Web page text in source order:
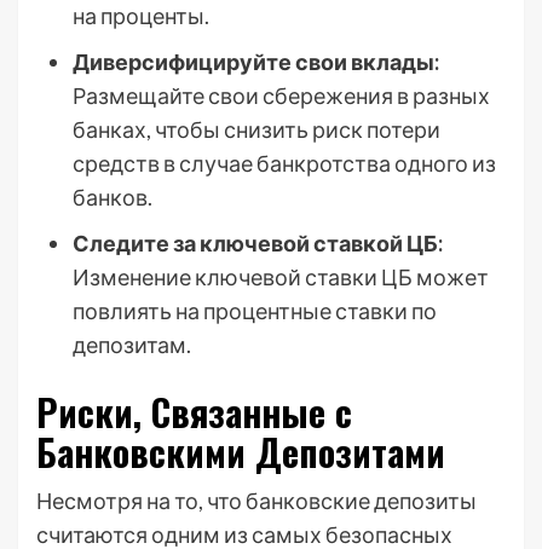
на проценты.
Диверсифицируйте свои вклады:
Размещайте свои сбережения в разных
банках, чтобы снизить риск потери
средств в случае банкротства одного из
банков.
Следите за ключевой ставкой ЦБ:
Изменение ключевой ставки ЦБ может
повлиять на процентные ставки по
депозитам.
Риски, Связанные с
Банковскими Депозитами
Несмотря на то, что банковские депозиты
считаются одним из самых безопасных